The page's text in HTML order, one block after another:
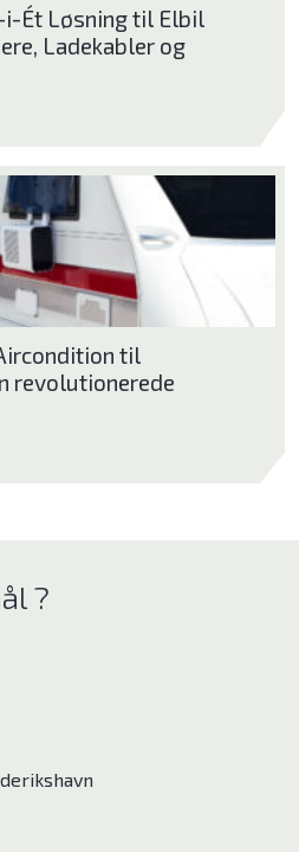
i-Ét Løsning til Elbil
Ladekabler og
til
revolutionerede
?